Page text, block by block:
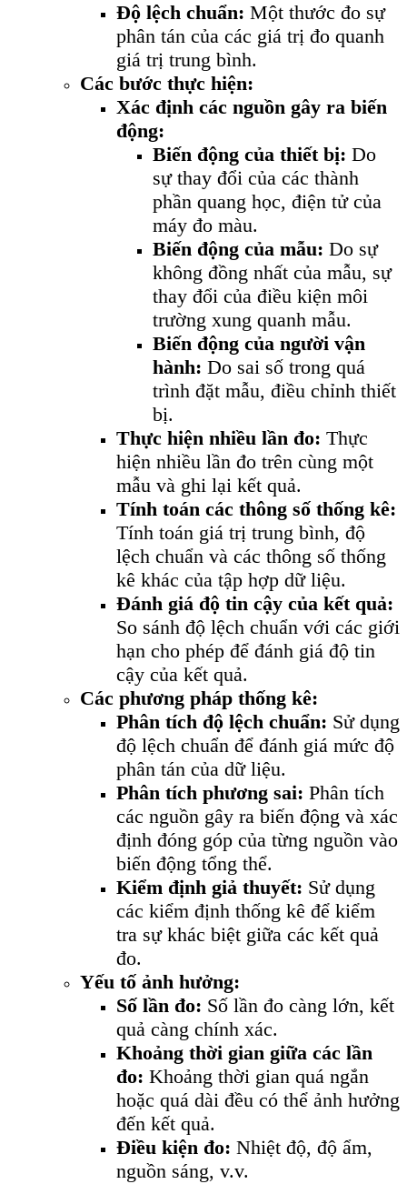
Độ lệch chuẩn: Một thước đo sự
phân tán của các giá trị đo quanh
giá trị trung bình.
Các bước thực hiện:
Xác định các nguồn gây ra biến
động:
Biến động của thiết bị: Do
sự thay đổi của các thành
phần quang học, điện tử của
máy đo màu.
Biến động của mẫu: Do sự
không đồng nhất của mẫu, sự
thay đổi của điều kiện môi
trường xung quanh mẫu.
Biến động của người vận
hành: Do sai số trong quá
trình đặt mẫu, điều chỉnh thiết
bị.
Thực hiện nhiều lần đo: Thực
hiện nhiều lần đo trên cùng một
mẫu và ghi lại kết quả.
Tính toán các thông số thống kê:
Tính toán giá trị trung bình, độ
lệch chuẩn và các thông số thống
kê khác của tập hợp dữ liệu.
Đánh giá độ tin cậy của kết quả:
So sánh độ lệch chuẩn với các giới
hạn cho phép để đánh giá độ tin
cậy của kết quả.
Các phương pháp thống kê:
Phân tích độ lệch chuẩn: Sử dụng
độ lệch chuẩn để đánh giá mức độ
phân tán của dữ liệu.
Phân tích phương sai: Phân tích
các nguồn gây ra biến động và xác
định đóng góp của từng nguồn vào
biến động tổng thể.
Kiểm định giả thuyết: Sử dụng
các kiểm định thống kê để kiểm
tra sự khác biệt giữa các kết quả
đo.
Yếu tố ảnh hưởng:
Số lần đo: Số lần đo càng lớn, kết
quả càng chính xác.
Khoảng thời gian giữa các lần
đo: Khoảng thời gian quá ngắn
hoặc quá dài đều có thể ảnh hưởng
đến kết quả.
Điều kiện đo: Nhiệt độ, độ ẩm,
nguồn sáng, v.v.